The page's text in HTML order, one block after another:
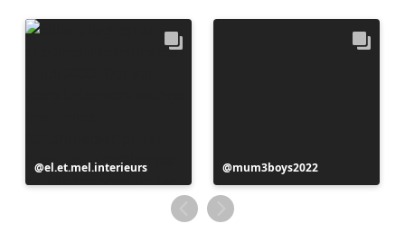
Opslag
offentliggjort
el.et.mel.interieurs
Opslag
offentliggjort
af
mum3boys2022